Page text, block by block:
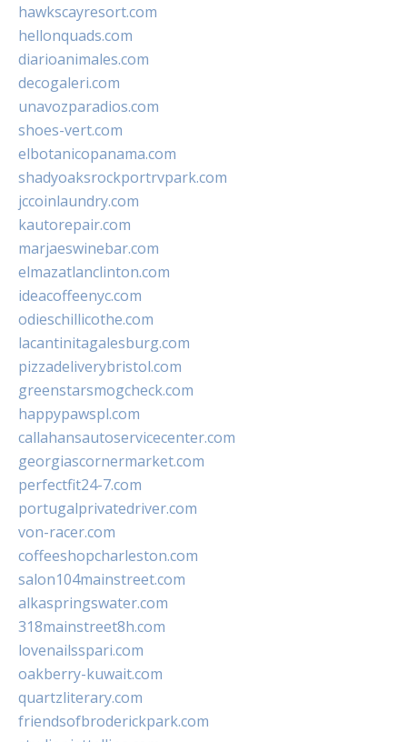
hawkscayresort.com
hellonquads.com
diarioanimales.com
decogaleri.com
unavozparadios.com
shoes-vert.com
elbotanicopanama.com
shadyoaksrockportrvpark.com
jccoinlaundry.com
kautorepair.com
marjaeswinebar.com
elmazatlanclinton.com
ideacoffeenyc.com
odieschillicothe.com
lacantinitagalesburg.com
pizzadeliverybristol.com
greenstarsmogcheck.com
happypawspl.com
callahansautoservicecenter.com
georgiascornermarket.com
perfectfit24-7.com
portugalprivatedriver.com
von-racer.com
coffeeshopcharleston.com
salon104mainstreet.com
alkaspringswater.com
318mainstreet8h.com
lovenailsspari.com
oakberry-kuwait.com
quartzliterary.com
friendsofbroderickpark.com